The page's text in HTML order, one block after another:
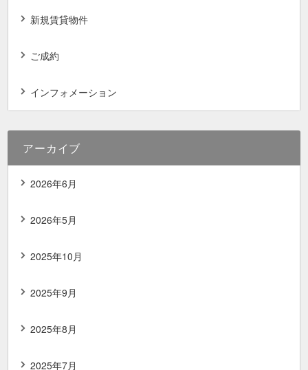
新規賃貸物件
ご成約
インフォメーション
アーカイブ
2026年6月
2026年5月
2025年10月
2025年9月
2025年8月
2025年7月